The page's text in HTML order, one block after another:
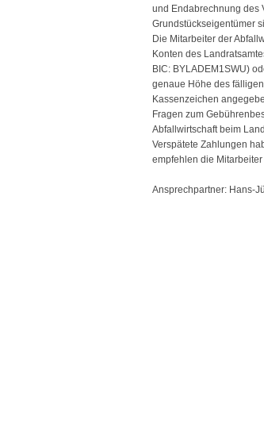
und Endabrechnung des
Grundstückseigentümer
Die Mitarbeiter der
Konten des
BIC: BYLADEM1SWU)
genaue Höhe des
Kassenzeichen
Fragen zum
Abfallwirtschaft beim
Verspätete Zahlungen
empfehlen die
Ansprechpartner: Hans-